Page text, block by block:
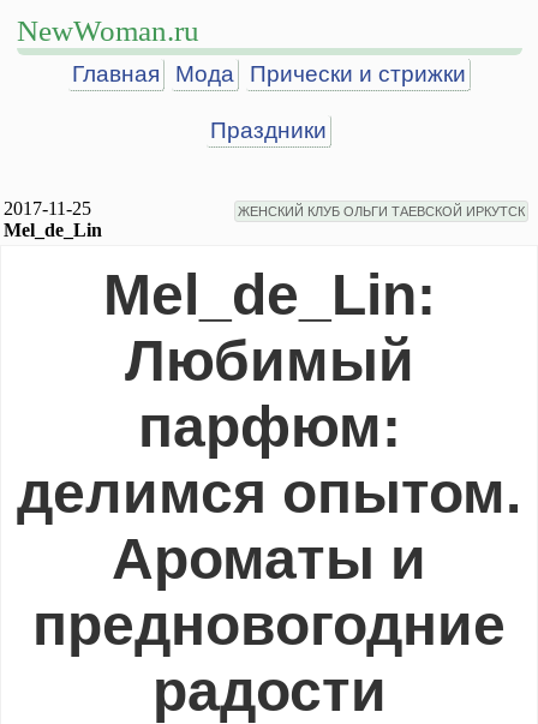
NewWoman.ru
Главная Мода Прически и стрижки
Праздники
2017-11-25
Mel_de_Lin
ЖЕНСКИЙ КЛУБ ОЛЬГИ ТАЕВСКОЙ ИРКУТСК
Mel_de_Lin:
Любимый
парфюм:
делимся опытом.
Ароматы и
предновогодние
радости